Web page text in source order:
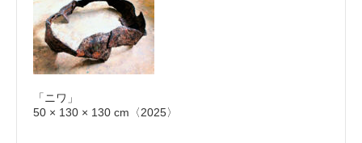
「ニワ」
50 × 130 × 130 cm〈2025〉